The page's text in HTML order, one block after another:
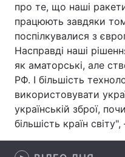
Здоров'я
Цікавинки
Екологія
Лонгріди
Відео з Youtube
Інтерв'ю
про те, що наші
працюють завдяки
поспілкувалися з
Насправді наші
як аматорські, але
РФ. І більшість
використовувати
українській зброї,
більшість країн світу",